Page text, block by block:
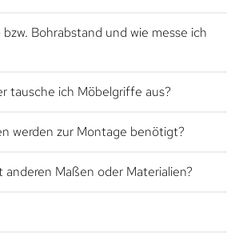
Bohrabstand und wie messe ich
tausche ich Möbelgriffe aus?
werden zur Montage benötigt?
anderen Maßen oder Materialien?